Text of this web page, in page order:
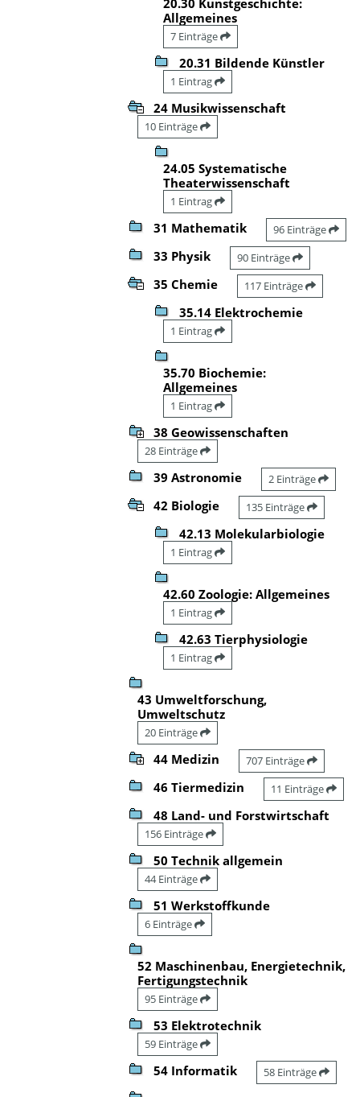
Allgemeines
7 Einträge
20.31 Bildende Künstler
1 Eintrag
24 Musikwissenschaft
10 Einträge
24.05 Systematische
Theaterwissenschaft
1 Eintrag
31 Mathematik 96 Einträge
33 Physik 90 Einträge
35 Chemie 117 Einträge
35.14 Elektrochemie
1 Eintrag
35.70 Biochemie:
Allgemeines
1 Eintrag
38 Geowissenschaften
28 Einträge
39 Astronomie 2 Einträge
42 Biologie 135 Einträge
42.13 Molekularbiologie
1 Eintrag
42.60 Zoologie: Allgemeines
1 Eintrag
42.63 Tierphysiologie
1 Eintrag
43 Umweltforschung,
Umweltschutz
20 Einträge
44 Medizin 707 Einträge
46 Tiermedizin 11 Einträge
48 Land- und Forstwirtschaft
156 Einträge
50 Technik allgemein
44 Einträge
51 Werkstoffkunde
6 Einträge
52 Maschinenbau, Energietechnik,
Fertigungstechnik
95 Einträge
53 Elektrotechnik
59 Einträge
54 Informatik 58 Einträge